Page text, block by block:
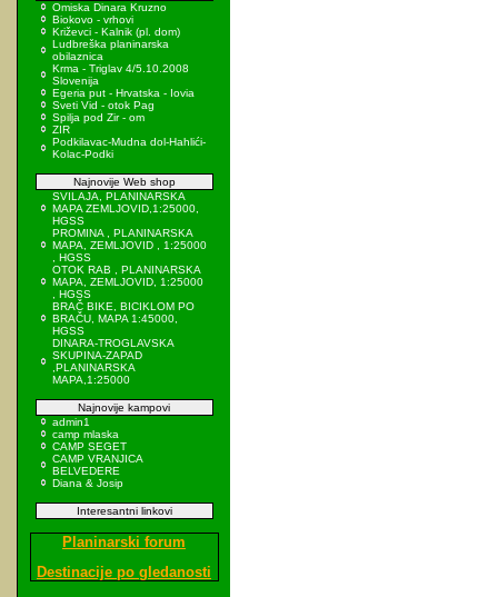
Omiska Dinara Kruzno
Biokovo - vrhovi
Križevci - Kalnik (pl. dom)
Ludbreška planinarska
obilaznica
Krma - Triglav 4/5.10.2008
Slovenija
Egeria put - Hrvatska - Iovia
Sveti Vid - otok Pag
Spilja pod Zir - om
ZIR
Podkilavac-Mudna dol-Hahlići-
Kolac-Podki
Najnovije Web shop
SVILAJA, PLANINARSKA
MAPA ZEMLJOVID,1:25000,
HGSS
PROMINA , PLANINARSKA
MAPA, ZEMLJOVID , 1:25000
, HGSS
OTOK RAB , PLANINARSKA
MAPA, ZEMLJOVID, 1:25000
, HGSS
BRAČ BIKE, BICIKLOM PO
BRAČU, MAPA 1:45000,
HGSS
DINARA-TROGLAVSKA
SKUPINA-ZAPAD
,PLANINARSKA
MAPA,1:25000
Najnovije kampovi
admin1
camp mlaska
CAMP SEGET
CAMP VRANJICA
BELVEDERE
Diana & Josip
Interesantni linkovi
Planinarski forum
Destinacije po gledanosti